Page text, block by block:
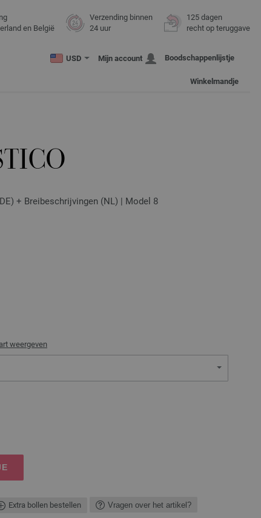
en België
Verzending binnen
24 uur
125 dagen
recht op teruggave
USD Mijn account Boodschappenlijstje
Winkelmandje
+ Breibeschrijvingen (NL) | Model 8
weergeven
Extra bollen bestellen Vragen over het artikel?